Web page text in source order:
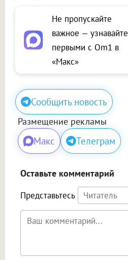
Не пропускайте
важное — узнавайте
первыми с Om1 в
«Макс»
Сообщить новость
Размещение рекламы
Макс Телеграм
Оставьте комментарий
Представьтесь